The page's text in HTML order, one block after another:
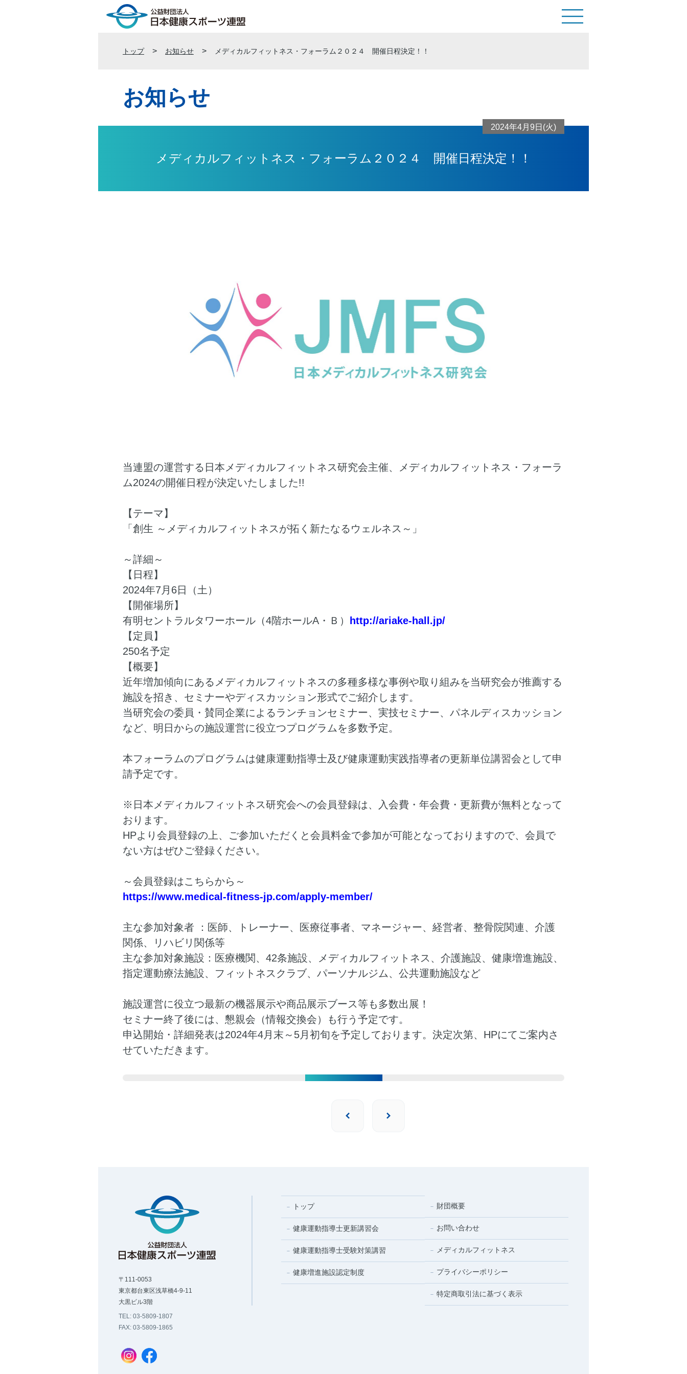
トップ お知らせ メディカルフィットネス・フォーラム２０２４ 開催日程決定！！
お知らせ
メディカルフィットネス・フォーラム２０２４ 開催日程決定！！
2024年4月9日(火)
当連盟の運営する日本メディカルフィットネス研究会主催、メディカルフィットネス・フォーラ
ム2024の開催日程が決定いたしました!!
【テーマ】
「創生 ～メディカルフィットネスが拓く新たなるウェルネス～」
～詳細～
【日程】
2024年7月6日（土）
【開催場所】
有明セントラルタワーホール（4階ホールA・Ｂ）
http://ariake-hall.jp/
【定員】
250名予定
【概要】
近年増加傾向にあるメディカルフィットネスの多種多様な事例や取り組みを当研究会が推薦する
施設を招き、セミナーやディスカッション形式でご紹介します。
当研究会の委員・賛同企業によるランチョンセミナー、実技セミナー、パネルディスカッション
など、明日からの施設運営に役立つプログラムを多数予定。
本フォーラムのプログラムは健康運動指導士及び健康運動実践指導者の更新単位講習会として申
請予定です。
※日本メディカルフィットネス研究会への会員登録は、入会費・年会費・更新費が無料となって
おります。
HPより会員登録の上、ご参加いただくと会員料金で参加が可能となっておりますので、会員で
ない方はぜひご登録ください。
～会員登録はこちらから～
https://www.medical-fitness-jp.com/apply-member/
主な参加対象者 ：医師、トレーナー、医療従事者、マネージャー、経営者、整骨院関連、介護
関係、リハビリ関係等
主な参加対象施設：医療機関、42条施設、メディカルフィットネス、介護施設、健康増進施設、
指定運動療法施設、フィットネスクラブ、パーソナルジム、公共運動施設など
施設運営に役立つ最新の機器展示や商品展示ブース等も多数出展！
セミナー終了後には、懇親会（情報交換会）も行う予定です。
申込開始・詳細発表は2024年4月末～5月初旬を予定しております。決定次第、HPにてご案内さ
せていただきます。
〒111-0053
東京都台東区浅草橋4-9-11
大黒ビル3階
TEL: 03-5809-1807
FAX: 03-5809-1865
トップ
健康運動指導士更新講習会
健康運動指導士受験対策講習
健康増進施設認定制度
財団概要
お問い合わせ
メディカルフィットネス
プライバシーポリシー
特定商取引法に基づく表示